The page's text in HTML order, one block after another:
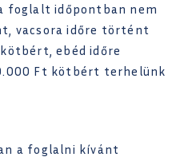
foglalt időpontban nem
vacsora időre történt
ebéd időre
Ft kötbért terhelünk
a foglalni kívánt